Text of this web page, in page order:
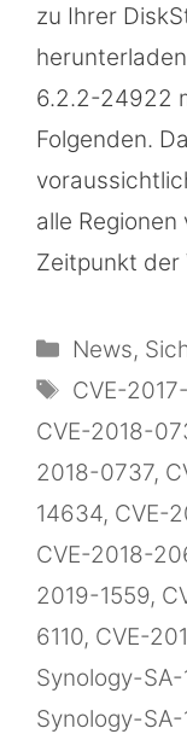
zu Ihrer
6.2.2-24922
Folgenden.
alle
Zeitpunkt
Kategorien
News,
CVE-
CVE-2018-
2018-0737,
14634, CVE-
CVE-2018-
2019-1559,
6110, CVE-
Synology-SA-
Synology-